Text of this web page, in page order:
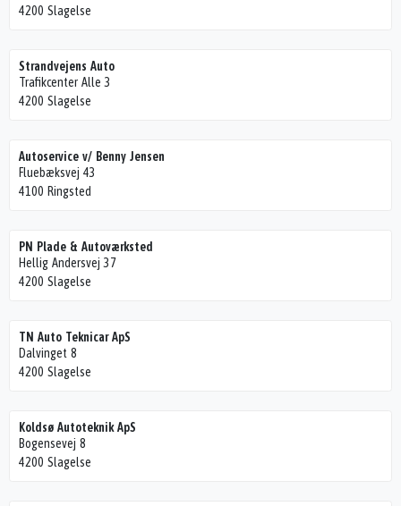
4200 Slagelse
Strandvejens Auto
Trafikcenter Alle 3
4200 Slagelse
Autoservice v/ Benny Jensen
Fluebæksvej 43
4100 Ringsted
PN Plade & Autoværksted
Hellig Andersvej 37
4200 Slagelse
TN Auto Teknicar ApS
Dalvinget 8
4200 Slagelse
Koldsø Autoteknik ApS
Bogensevej 8
4200 Slagelse